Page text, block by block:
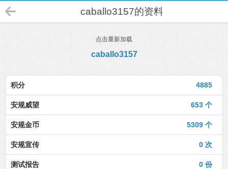
caballo3157的资料
点击重新加载
caballo3157
4885
积分
653 个
安规威望
5309 个
安规金币
0 次
安规宣传
0 份
测试报告